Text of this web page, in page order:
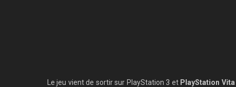
Le jeu vient de sortir sur PlayStation 3 et PlayStation Vita